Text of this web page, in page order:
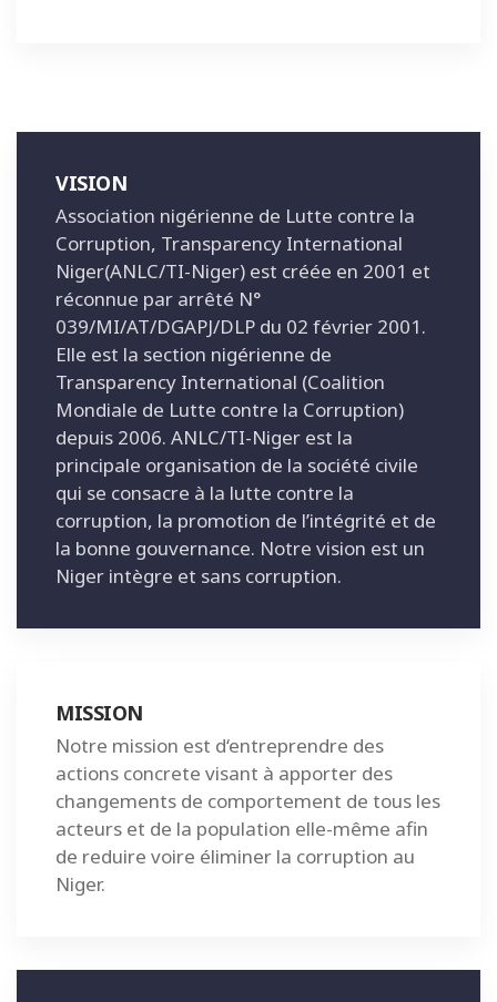
VISION
Association nigérienne de Lutte contre la
Corruption, Transparency International
Niger(ANLC/TI-Niger) est créée en 2001 et
réconnue par arrêté N°
039/MI/AT/DGAPJ/DLP du 02 février 2001.
Elle est la section nigérienne de
Transparency International (Coalition
Mondiale de Lutte contre la Corruption)
depuis 2006. ANLC/TI-Niger est la
principale organisation de la société civile
qui se consacre à la lutte contre la
corruption, la promotion de l’intégrité et de
la bonne gouvernance. Notre vision est un
Niger intègre et sans corruption.
MISSION
Notre mission est d‘entreprendre des
actions concrete visant à apporter des
changements de comportement de tous les
acteurs et de la population elle-même afin
de reduire voire éliminer la corruption au
Niger.